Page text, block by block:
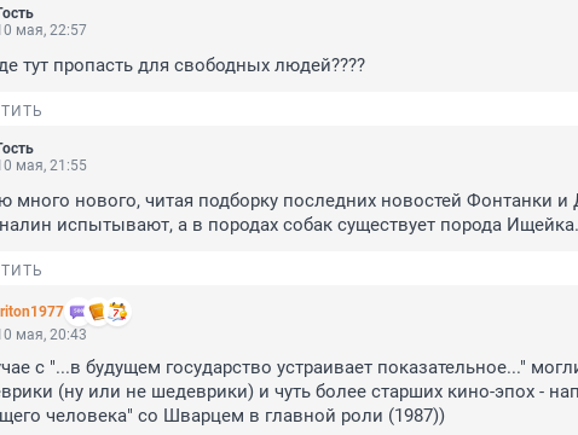
мая, 22:57
тут пропасть для свободных людей????
мая, 21:55
много нового, читая подборку последних новостей Фонтанки и
испытывают, а в породах собак существует порода Ищейка.
мая, 20:43
с "...в будущем государство устраивает показательное..."
(ну или не шедеврики) и чуть более старших кино-эпох -
человека" со Шварцем в главной роли (1987))